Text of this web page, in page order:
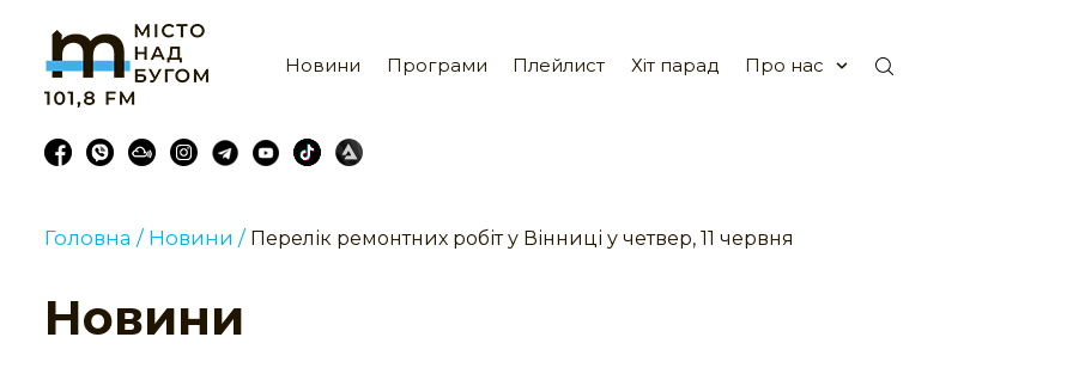
Новини Програми Плейлист Хіт парад Про нас
Головна / Новини / Перелік ремонтних робіт у Вінниці у четвер, 11 червня
Новини